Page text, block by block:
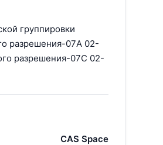
группировки
разрешения-07A 02-
разрешения-07C 02-
CAS Space